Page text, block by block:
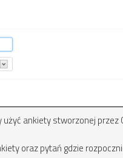
ankiety stworzonej
oraz pytań gdzie